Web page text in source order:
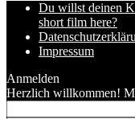
Du willst deinen
short film here?
Impressum
Anmelden
Herzlich willkommen!